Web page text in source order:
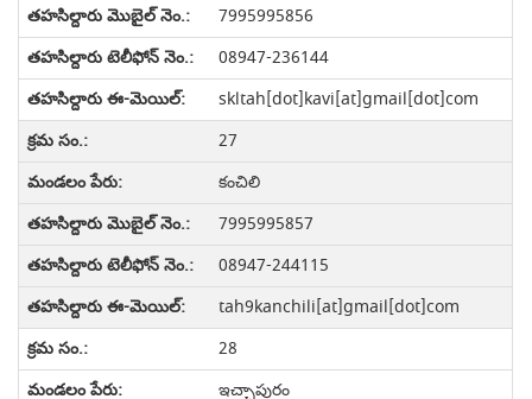
7995995856
08947-236144
skltah[dot]kavi[at]gmail[dot]com
27
కంచిలి
7995995857
08947-244115
tah9kanchili[at]gmail[dot]com
28
ఇచ్చాపురం